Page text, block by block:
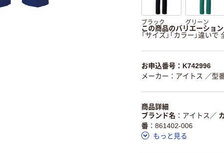
ブラック グリーン
この商品のバリエーション
「サイズ」「カラー」違い
お申込番号：K742996
メーカー：アイトス ／型
商品詳細
ブランド名
アイトス ／
番
861402-006
もっと見る